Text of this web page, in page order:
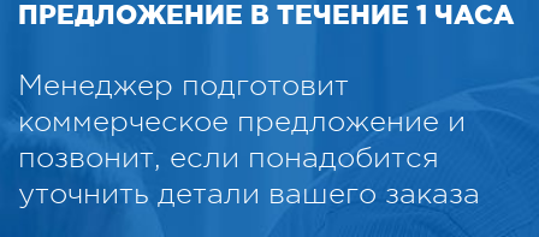
ПРЕДЛОЖЕНИЕ В ТЕЧЕНИЕ 1 ЧАСА
Менеджер подготовит
коммерческое предложение и
позвонит, если понадобится
уточнить детали вашего заказа